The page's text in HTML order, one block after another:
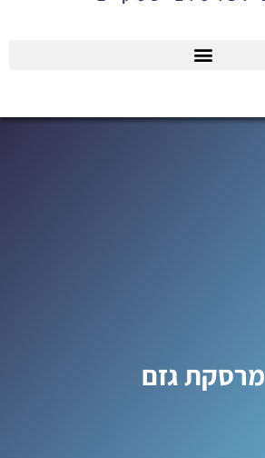
מרסקת גזם